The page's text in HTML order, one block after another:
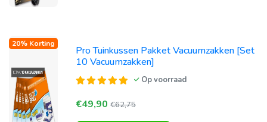
20% Korting
Pro Tuinkussen Pakket Vacuumzakken [Set
10 Vacuumzakken]
Op voorraad
€49,90 €62,75